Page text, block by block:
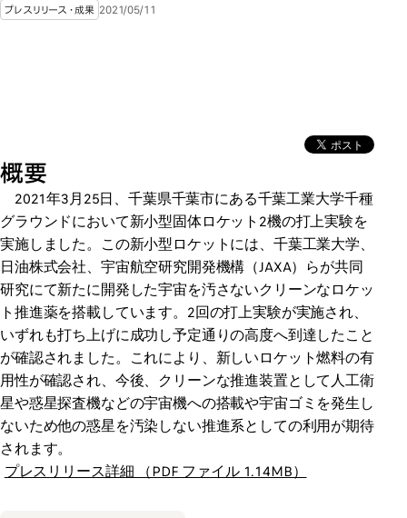
プレスリリース・成果 2021/05/11
概要
2021年3月25日、千葉県千葉市にある千葉工業大学千種
グラウンドにおいて新小型固体ロケット2機の打上実験を
実施しました。この新小型ロケットには、千葉工業大学、
日油株式会社、宇宙航空研究開発機構（JAXA）らが共同
研究にて新たに開発した宇宙を汚さないクリーンなロケッ
ト推進薬を搭載しています。2回の打上実験が実施され、
いずれも打ち上げに成功し予定通りの高度へ到達したこと
が確認されました。これにより、新しいロケット燃料の有
用性が確認され、今後、クリーンな推進装置として人工衛
星や惑星探査機などの宇宙機への搭載や宇宙ゴミを発生し
ないため他の惑星を汚染しない推進系としての利用が期待
されます。
プレスリリース詳細 （PDF ファイル 1.14MB）